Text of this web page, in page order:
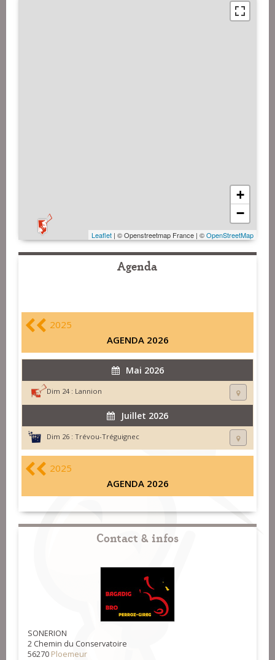
+
−
Leaflet | © Openstreetmap France | ©OpenStreetMap
Agenda
2025
AGENDA 2026
Mai 2026
Dim 24 : Lannion
Juillet 2026
Dim 26 : Trévou-Tréguignec
2025
AGENDA 2026
Contact & infos
SONERION
2 Chemin du Conservatoire
56270 Ploemeur